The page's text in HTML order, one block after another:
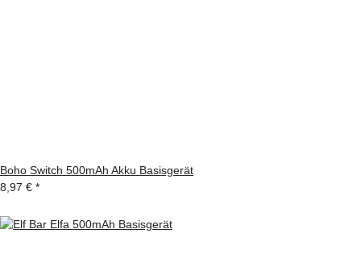
Boho Switch 500mAh Akku Basisgerät
8,97 € *